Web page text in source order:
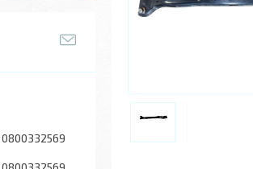
0800332569